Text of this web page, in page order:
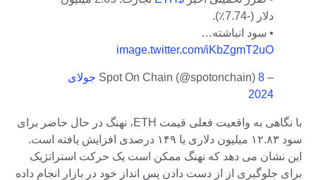
دلار (-7.74٪).
• سود انباشته…
image.twitter.com/iKbZgmT2uO
– Spot On Chain (@spotonchain)
8 جولای
2024
با نگاهی به واقعیت فعلی قیمت ETH، نهنگ در حال حاضر برای
سود ۱۲.۸۳ میلیون دلاری یا ۱۴۹ درصدی افزایش یافته است.
این نشان می دهد که نهنگ ممکن است یک حرکت استراتژیک
برای جلوگیری از از دست دادن پس انداز خود در بازار انجام داده